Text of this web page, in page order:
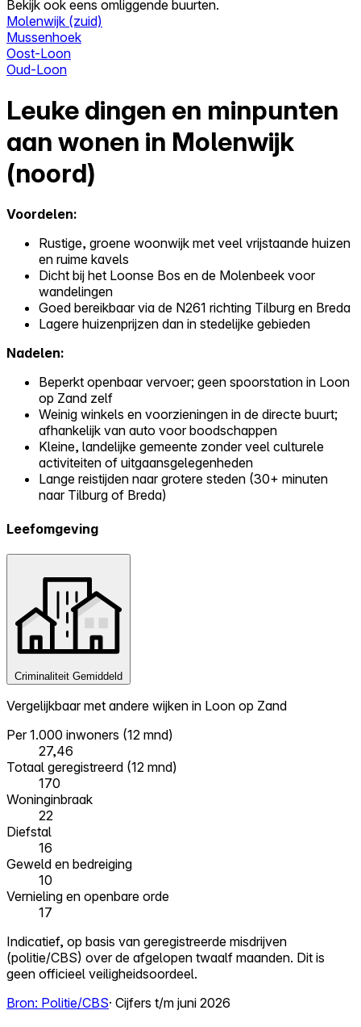
Bekijk ook eens omliggende buurten.
Molenwijk (zuid)
Mussenhoek
Oost-Loon
Oud-Loon
Leuke dingen en minpunten
aan wonen in Molenwijk
(noord)
Voordelen:
Rustige, groene woonwijk met veel vrijstaande huizen
en ruime kavels
Dicht bij het Loonse Bos en de Molenbeek voor
wandelingen
Goed bereikbaar via de N261 richting Tilburg en Breda
Lagere huizenprijzen dan in stedelijke gebieden
Nadelen:
Beperkt openbaar vervoer; geen spoorstation in Loon
op Zand zelf
Weinig winkels en voorzieningen in de directe buurt;
afhankelijk van auto voor boodschappen
Kleine, landelijke gemeente zonder veel culturele
activiteiten of uitgaansgelegenheden
Lange reistijden naar grotere steden (30+ minuten
naar Tilburg of Breda)
Leefomgeving
Criminaliteit Gemiddeld
Vergelijkbaar met andere wijken in Loon op Zand
Per 1.000 inwoners (12 mnd)
27,46
Totaal geregistreerd (12 mnd)
170
Woninginbraak
22
Diefstal
16
Geweld en bedreiging
10
Vernieling en openbare orde
17
Indicatief, op basis van geregistreerde misdrijven
(politie/CBS) over de afgelopen twaalf maanden. Dit is
geen officieel veiligheidsoordeel.
Bron: Politie/CBS· Cijfers t/m juni 2026